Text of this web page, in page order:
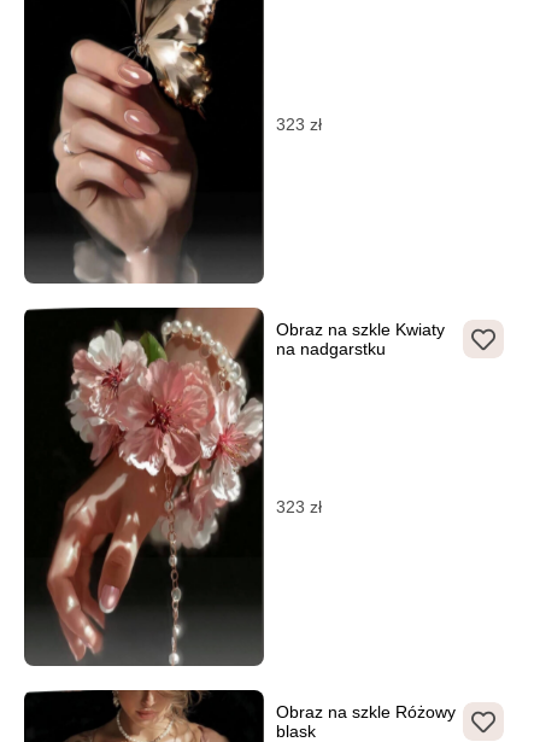
323 zł
Obraz na szkle Kwiaty
na nadgarstku
323 zł
Obraz na szkle Różowy
blask